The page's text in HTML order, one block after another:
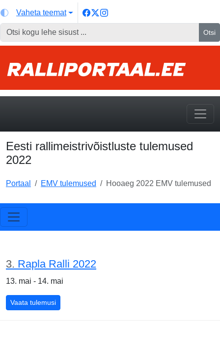
Vaheta teemat
Otsi
Eesti rallimeistrivõistluste tulemused
2022
Portaal EMV tulemused Hooaeg 2022 EMV tulemused
3. Rapla Ralli 2022
13. mai - 14. mai
Vaata tulemusi